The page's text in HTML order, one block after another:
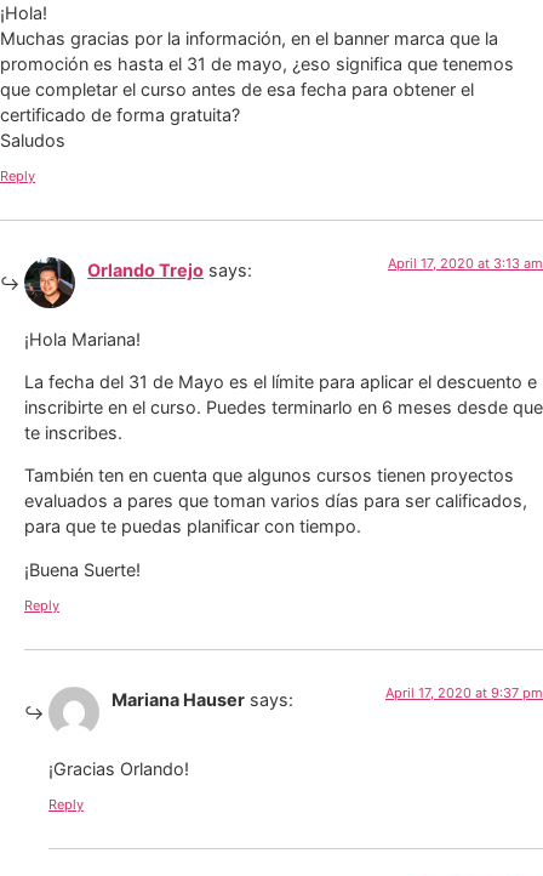
¡Hola!
Muchas gracias por la información, en el banner marca que la
promoción es hasta el 31 de mayo, ¿eso significa que tenemos
que completar el curso antes de esa fecha para obtener el
certificado de forma gratuita?
Saludos
Reply
Orlando Trejo says: April 17, 2020 at 3:13 am
¡Hola Mariana!
La fecha del 31 de Mayo es el límite para aplicar el descuento e
inscribirte en el curso. Puedes terminarlo en 6 meses desde que
te inscribes.
También ten en cuenta que algunos cursos tienen proyectos
evaluados a pares que toman varios días para ser calificados,
para que te puedas planificar con tiempo.
¡Buena Suerte!
Reply
Mariana Hauser says: April 17, 2020 at 9:37 pm
¡Gracias Orlando!
Reply